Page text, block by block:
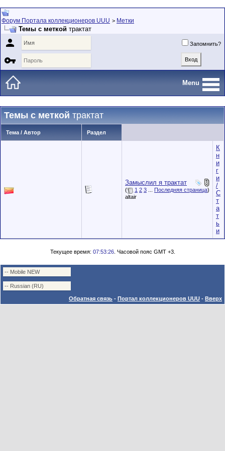
Форум Портала коллекционеров UUU > Метки
Темы с меткой трактат
 Запомнить?

Menu
Темы с меткойтрактат
Тема / Автор Раздел
Замыслил я трактат
( 1 2 3 ... Последняя страница)
altair
К
н
и
г
и
/
С
т
а
т
ь
и
Текущее время: 07:53:26. Часовой пояс GMT +3.
Обратная связь - Портал коллекционеров UUU - Вверх